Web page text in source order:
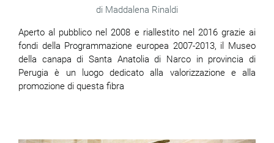
Maddalena Rinaldi
Aperto al pubblico nel 2008 e riallestito nel 2016 grazie ai
fondi della Programmazione europea 2007-2013, il Museo
della canapa di Santa Anatolia di Narco in provincia di
Perugia è un luogo dedicato alla valorizzazione e alla
promozione di questa fibra